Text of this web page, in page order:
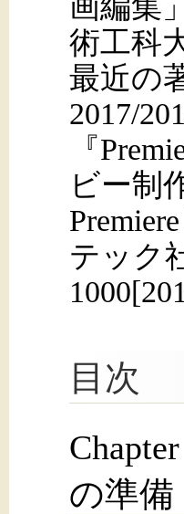
画編集
術工科
最近の
2017/
『
ビー制
テック
目次
の準備